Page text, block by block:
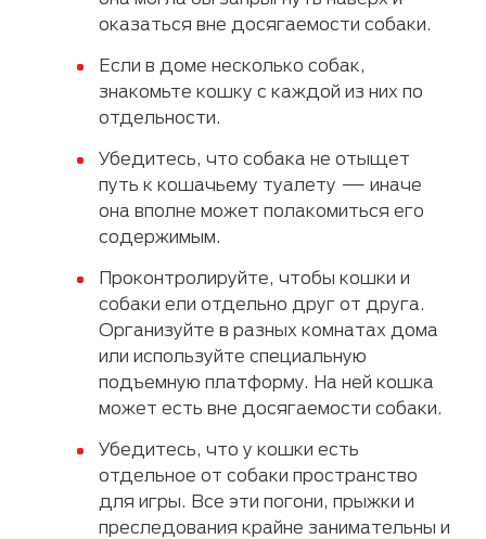
оказаться вне досягаемости собаки.
Если в доме несколько собак,
знакомьте кошку с каждой из них по
отдельности.
Убедитесь, что собака не отыщет
путь к кошачьему туалету — иначе
она вполне может полакомиться его
содержимым.
Проконтролируйте, чтобы кошки и
собаки ели отдельно друг от друга.
Организуйте в разных комнатах дома
или используйте специальную
подъемную платформу. На ней кошка
может есть вне досягаемости собаки.
Убедитесь, что у кошки есть
отдельное от собаки пространство
для игры. Все эти погони, прыжки и
преследования крайне занимательны и